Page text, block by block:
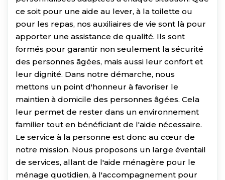
ce soit pour une aide au lever, à la toilette ou
pour les repas, nos auxiliaires de vie sont là pour
apporter une assistance de qualité. Ils sont
formés pour garantir non seulement la sécurité
des personnes âgées, mais aussi leur confort et
leur dignité. Dans notre démarche, nous
mettons un point d'honneur à favoriser le
maintien à domicile des personnes âgées. Cela
leur permet de rester dans un environnement
familier tout en bénéficiant de l'aide nécessaire.
Le service à la personne est donc au cœur de
notre mission. Nous proposons un large éventail
de services, allant de l'aide ménagère pour le
ménage quotidien, à l'accompagnement pour